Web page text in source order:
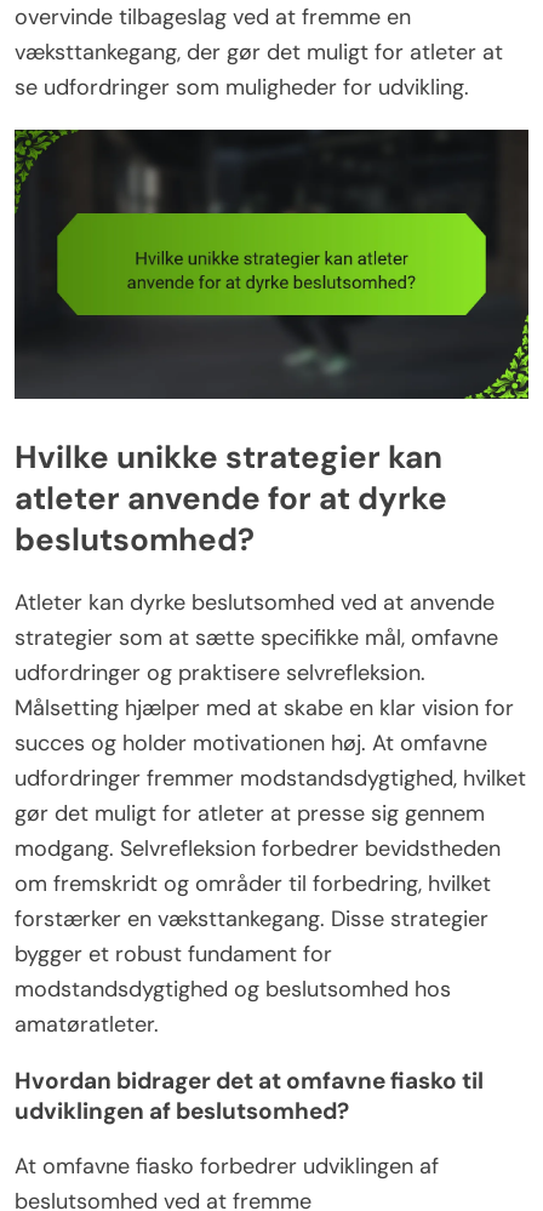
overvinde tilbageslag ved at fremme en
væksttankegang, der gør det muligt for atleter at
se udfordringer som muligheder for udvikling.
Hvilke unikke strategier kan
atleter anvende for at dyrke
beslutsomhed?
Atleter kan dyrke beslutsomhed ved at anvende
strategier som at sætte specifikke mål, omfavne
udfordringer og praktisere selvrefleksion.
Målsetting hjælper med at skabe en klar vision for
succes og holder motivationen høj. At omfavne
udfordringer fremmer modstandsdygtighed, hvilket
gør det muligt for atleter at presse sig gennem
modgang. Selvrefleksion forbedrer bevidstheden
om fremskridt og områder til forbedring, hvilket
forstærker en væksttankegang. Disse strategier
bygger et robust fundament for
modstandsdygtighed og beslutsomhed hos
amatøratleter.
Hvordan bidrager det at omfavne fiasko til
udviklingen af beslutsomhed?
At omfavne fiasko forbedrer udviklingen af
beslutsomhed ved at fremme